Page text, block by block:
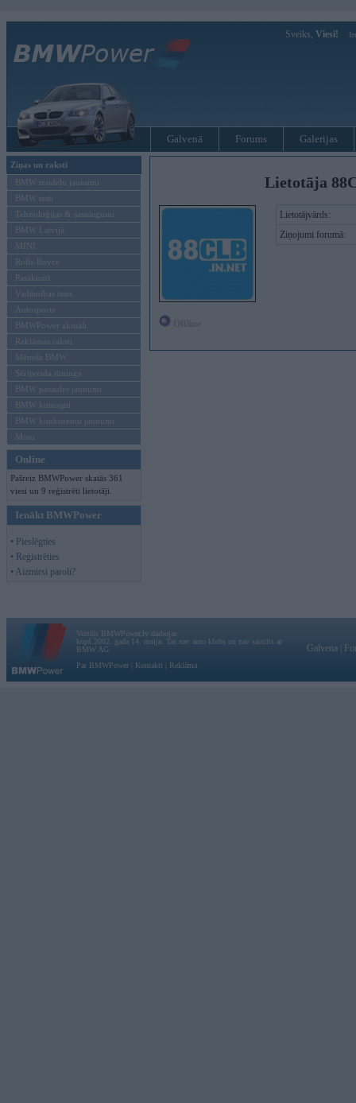
Sveiks, Viesi!
Galvenā Forums Galerijas
Ziņas un raksti
BMW modeļu jaunumi
BMW testi
Tehnoloģijas & sasniegumi
BMW Latvijā
MINI
Rolls-Royce
Pasākumi
Vadāmības tests
Autosports
BMWPower aktuāli
Reklāmas raksti
Mēneša BMW
Sērijveida tūnings
BMW pasaules jaunumi
BMW koncepti
BMW konkurentu jaunumi
Moto
Online
Pašreiz BMWPower skatās 361
viesi un 9 reģistrēti lietotāji.
Ienākt BMWPower
• Pieslēgties
• Reģistrēties
• Aizmirsi paroli?
Lietotāja
Lietotājvārds:
Ziņojumi forumā:
Vortāls BMWPower.lv darbojas
kopš 2002. gada 14. maija. Tas nav auto klubs un nav saistīts ar
BMW AG.
Par BMWPower
Kontakti Reklāma
Galvena